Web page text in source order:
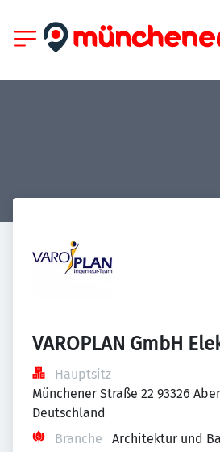
VAROPLAN GmbH
Hauptsitz
Münchener Straße 22 93326
Deutschland
Branche
Architektur und